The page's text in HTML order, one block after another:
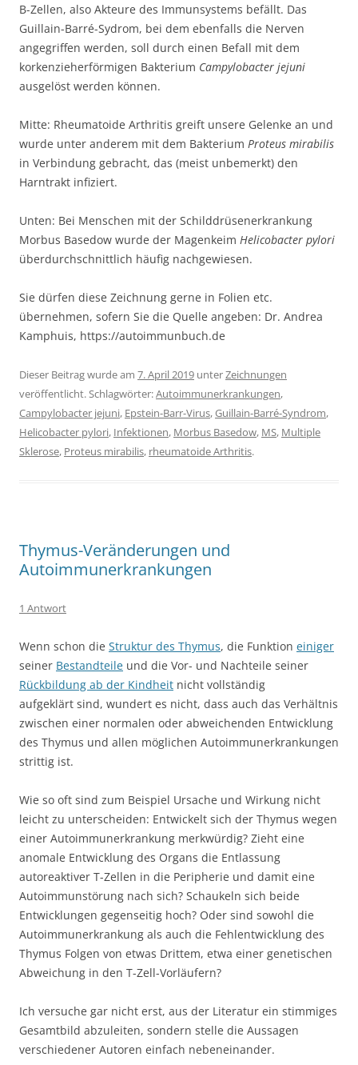
B-Zellen, also Akteure des Immunsystems befällt. Das
Guillain-Barré-Sydrom, bei dem ebenfalls die Nerven
angegriffen werden, soll durch einen Befall mit dem
korkenzieherförmigen Bakterium Campylobacter jejuni
ausgelöst werden können.
Mitte: Rheumatoide Arthritis greift unsere Gelenke an und
wurde unter anderem mit dem Bakterium Proteus mirabilis
in Verbindung gebracht, das (meist unbemerkt) den
Harntrakt infiziert.
Unten: Bei Menschen mit der Schilddrüsenerkrankung
Morbus Basedow wurde der Magenkeim Helicobacter pylori
überdurchschnittlich häufig nachgewiesen.
Sie dürfen diese Zeichnung gerne in Folien etc.
übernehmen, sofern Sie die Quelle angeben: Dr. Andrea
Kamphuis, https://autoimmunbuch.de
Dieser Beitrag wurde am 7. April 2019 unterZeichnungen
veröffentlicht. Schlagwörter:Autoimmunerkrankungen,
Campylobacter jejuni, Epstein-Barr-Virus,Guillain-Barré-Syndrom,
Helicobacter pylori, Infektionen, Morbus Basedow, MS, Multiple
Sklerose, Proteus mirabilis, rheumatoide Arthritis.
Thymus-Veränderungen und
Autoimmunerkrankungen
1 Antwort
Wenn schon die Struktur des Thymus, die Funktion einiger
seiner Bestandteile und die Vor- und Nachteile seiner
Rückbildung ab der Kindheit nicht vollständig
aufgeklärt sind, wundert es nicht, dass auch das Verhältnis
zwischen einer normalen oder abweichenden Entwicklung
des Thymus und allen möglichen Autoimmunerkrankungen
strittig ist.
Wie so oft sind zum Beispiel Ursache und Wirkung nicht
leicht zu unterscheiden: Entwickelt sich der Thymus wegen
einer Autoimmunerkrankung merkwürdig? Zieht eine
anomale Entwicklung des Organs die Entlassung
autoreaktiver T-Zellen in die Peripherie und damit eine
Autoimmunstörung nach sich? Schaukeln sich beide
Entwicklungen gegenseitig hoch? Oder sind sowohl die
Autoimmunerkrankung als auch die Fehlentwicklung des
Thymus Folgen von etwas Drittem, etwa einer genetischen
Abweichung in den T-Zell-Vorläufern?
Ich versuche gar nicht erst, aus der Literatur ein stimmiges
Gesamtbild abzuleiten, sondern stelle die Aussagen
verschiedener Autoren einfach nebeneinander.